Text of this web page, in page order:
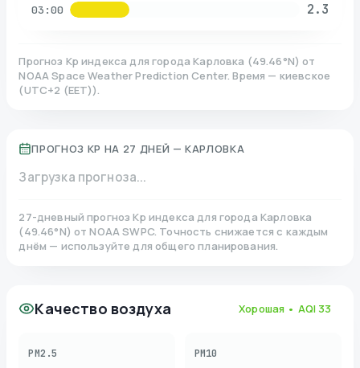
03:00 2.3
Прогноз Kp индекса для города Карловка (49.46°N)от
NOAA Space Weather Prediction Center. Время — киевское
(UTC+2 (EET)).
ПРОГНОЗ KP НА 27 ДНЕЙ — КАРЛОВКА
Загрузка прогноза...
27-дневный прогноз Kp индекса для города Карловка
(49.46°N)от NOAA SWPC. Точность снижается с каждым
днём — используйте для общего планирования.
Качество воздуха Хорошая • AQI 33
PM2.5 PM10